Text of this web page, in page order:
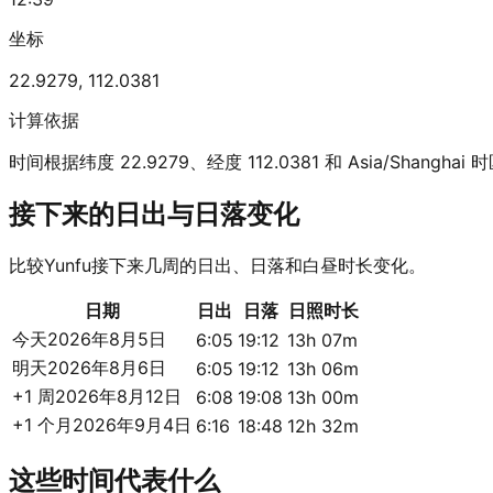
坐标
22.9279, 112.0381
计算依据
时间根据纬度 22.9279、经度 112.0381 和 Asia/Shanghai 时
接下来的日出与日落变化
比较Yunfu接下来几周的日出、日落和白昼时长变化。
日期 日出 日落
日照时长
今天2026年8月5日 6:05 19:12 13h 07m
明天2026年8月6日 6:05 19:12 13h 06m
+1 周2026年8月12日 6:08 19:08 13h 00m
+1 个月 2026年9月4日 6:16 18:48 12h 32m
这些时间代表什么